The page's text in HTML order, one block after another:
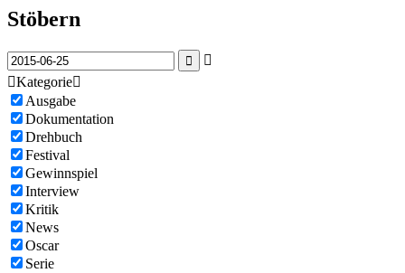
Stöbern


Kategorie
Ausgabe
Dokumentation
Drehbuch
Festival
Gewinnspiel
Interview
Kritik
News
Oscar
Serie